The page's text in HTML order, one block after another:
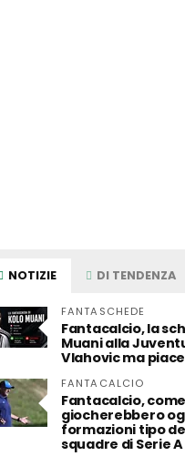
NOTIZIE DI TENDENZA
FANTASCHEDE
Fantacalcio, la
Muani alla
Vlahovic ma
FANTACALCIO
Fantacalcio, come
giocherebbero
formazioni tipo
squadre di Serie